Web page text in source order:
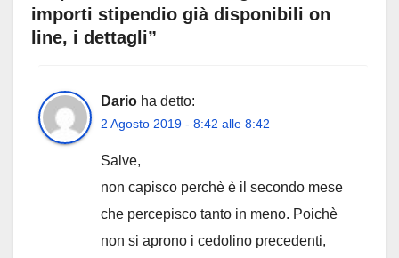
importi stipendio già disponibili on
line, i dettagli”
Dario ha detto:
2 Agosto 2019 - 8:42 alle 8:42
Salve,
non capisco perchè è il secondo mese
che percepisco tanto in meno. Poichè
non si aprono i cedolino precedenti,